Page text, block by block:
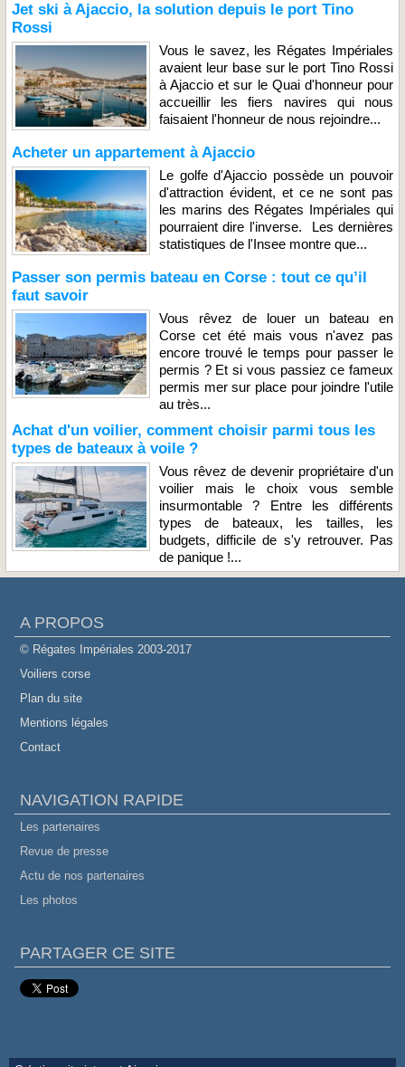
Jet ski à Ajaccio, la solution depuis le port Tino
Rossi
Vous le savez, les Régates Impériales
avaient leur base sur le port Tino Rossi
à Ajaccio et sur le Quai d'honneur pour
accueillir les fiers navires qui nous
faisaient l'honneur de nous rejoindre...
Acheter un appartement à Ajaccio
Le golfe d'Ajaccio possède un pouvoir
d'attraction évident, et ce ne sont pas
les marins des Régates Impériales qui
pourraient dire l'inverse. Les dernières
statistiques de l'Insee montre que...
Passer son permis bateau en Corse : tout ce qu’il
faut savoir
Vous rêvez de louer un bateau en
Corse cet été mais vous n'avez pas
encore trouvé le temps pour passer le
permis ? Et si vous passiez ce fameux
permis mer sur place pour joindre l'utile
au très...
Achat d'un voilier, comment choisir parmi tous les
types de bateaux à voile ?
Vous rêvez de devenir propriétaire d'un
voilier mais le choix vous semble
insurmontable ? Entre les différents
types de bateaux, les tailles, les
budgets, difficile de s'y retrouver. Pas
de panique !...
A PROPOS
© Régates Impériales 2003-2017
Voiliers corse
Plan du site
Mentions légales
Contact
NAVIGATION RAPIDE
Les partenaires
Revue de presse
Actu de nos partenaires
Les photos
PARTAGER CE SITE